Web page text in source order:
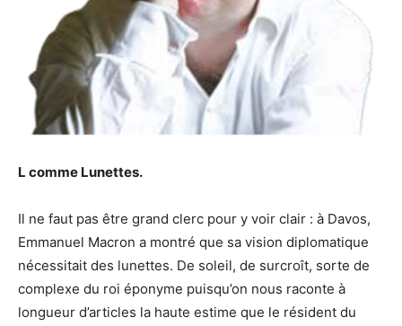
L comme Lunettes.
Il ne faut pas être grand clerc pour y voir clair : à Davos,
Emmanuel Macron a montré que sa vision diplomatique
nécessitait des lunettes. De soleil, de surcroît, sorte de
complexe du roi éponyme puisqu’on nous raconte à
longueur d’articles la haute estime que le résident du